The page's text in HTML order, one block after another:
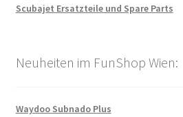
Scubajet Ersatzteile und Spare Parts
Neuheiten im FunShop Wien:
Waydoo Subnado Plus